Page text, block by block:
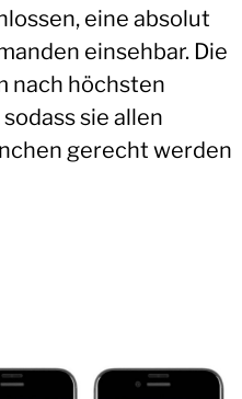
eine absolut
einsehbar. Die
nach höchsten
sie allen
gerecht werden